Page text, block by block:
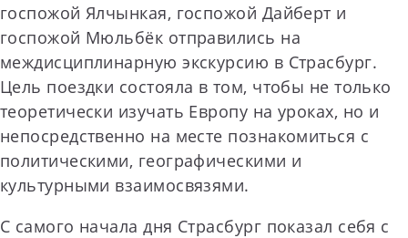
госпожой Ялчынкая, госпожой Дайберт и
госпожой Мюльбёк отправились на
междисциплинарную экскурсию в Страсбург.
Цель поездки состояла в том, чтобы не только
теоретически изучать Европу на уроках, но и
непосредственно на месте познакомиться с
политическими, географическими и
культурными взаимосвязями.
С самого начала дня Страсбург показал себя с